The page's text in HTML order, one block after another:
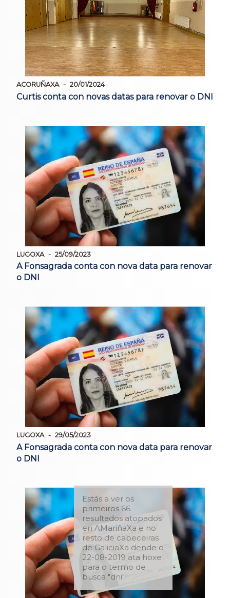
ACORUÑAXA 20/01/2024
Curtis conta con novas datas para renovar o DNI
LUGOXA 25/09/2023
A Fonsagrada conta con nova data para renovar
o DNI
LUGOXA 29/05/2023
A Fonsagrada conta con nova data para renovar
o DNI
Estás a ver os
primeiros 66
resultados atopados
en AMariñaXa e no
resto de cabeceiras
de GaliciaXa dende o
22-08-2019 ata hoxe
para o termo de
busca "dni"